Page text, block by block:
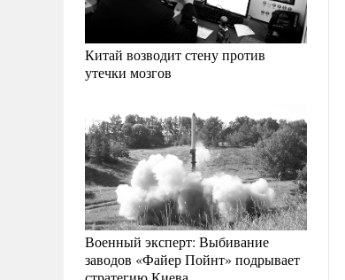
Китай возводит стену против
утечки мозгов
Военный эксперт: Выбивание
заводов «Файер Пойнт» подрывает